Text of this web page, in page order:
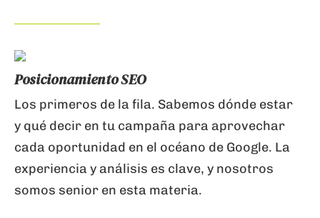
Posicionamiento SEO
Los primeros de la fila. Sabemos dónde estar
y qué decir en tu campaña para aprovechar
cada oportunidad en el océano de Google. La
experiencia y análisis es clave, y nosotros
somos senior en esta materia.